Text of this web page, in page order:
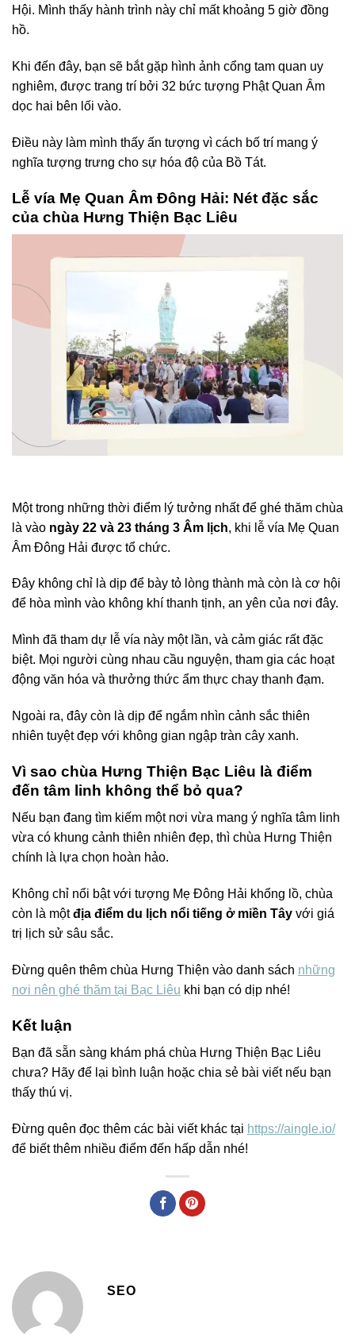
Hội. Mình thấy hành trình này chỉ mất khoảng 5 giờ đồng
hồ.
Khi đến đây, bạn sẽ bắt gặp hình ảnh cổng tam quan uy
nghiêm, được trang trí bởi 32 bức tượng Phật Quan Âm
dọc hai bên lối vào.
Điều này làm mình thấy ấn tượng vì cách bố trí mang ý
nghĩa tượng trưng cho sự hóa độ của Bồ Tát.
Lễ vía Mẹ Quan Âm Đông Hải: Nét đặc sắc
của chùa Hưng Thiện Bạc Liêu
Một trong những thời điểm lý tưởng nhất để ghé thăm chùa
là vào ngày 22 và 23 tháng 3 Âm lịch, khi lễ vía Mẹ Quan
Âm Đông Hải được tổ chức.
Đây không chỉ là dịp để bày tỏ lòng thành mà còn là cơ hội
để hòa mình vào không khí thanh tịnh, an yên của nơi đây.
Mình đã tham dự lễ vía này một lần, và cảm giác rất đặc
biệt. Mọi người cùng nhau cầu nguyện, tham gia các hoạt
động văn hóa và thưởng thức ẩm thực chay thanh đạm.
Ngoài ra, đây còn là dịp để ngắm nhìn cảnh sắc thiên
nhiên tuyệt đẹp với không gian ngập tràn cây xanh.
Vì sao chùa Hưng Thiện Bạc Liêu là điểm
đến tâm linh không thể bỏ qua?
Nếu bạn đang tìm kiếm một nơi vừa mang ý nghĩa tâm linh
vừa có khung cảnh thiên nhiên đẹp, thì chùa Hưng Thiện
chính là lựa chọn hoàn hảo.
Không chỉ nổi bật với tượng Mẹ Đông Hải khổng lồ, chùa
còn là mộtđịa điểm du lịch nổi tiếng ở miền Tây với giá
trị lịch sử sâu sắc.
Đừng quên thêm chùa Hưng Thiện vào danh sách những
nơi nên ghé thăm tại Bạc Liêu khi bạn có dịp nhé!
Kết luận
Bạn đã sẵn sàng khám phá chùa Hưng Thiện Bạc Liêu
chưa? Hãy để lại bình luận hoặc chia sẻ bài viết nếu bạn
thấy thú vị.
Đừng quên đọc thêm các bài viết khác tại https://aingle.io/
để biết thêm nhiều điểm đến hấp dẫn nhé!
SEO